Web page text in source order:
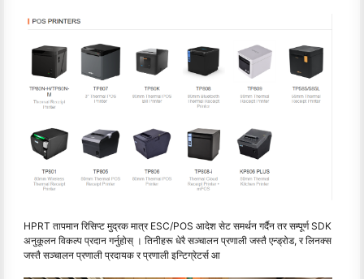
HPRT तापमान रिसिप्ट मुद्रक मात्र ESC/POS आदेश सेट समर्थन गर्दैन तर सम्पूर्ण SDK
अनुकूलन विकल्प प्रदान गर्नुहोस् । तिनीहरू धेरै सञ्चालन प्रणाली जस्तै एन्ड्रोड, र लिनक्स
जस्तै सञ्चालन प्रणाली प्रदायक र प्रणाली इन्टिग्रेटर्स आ